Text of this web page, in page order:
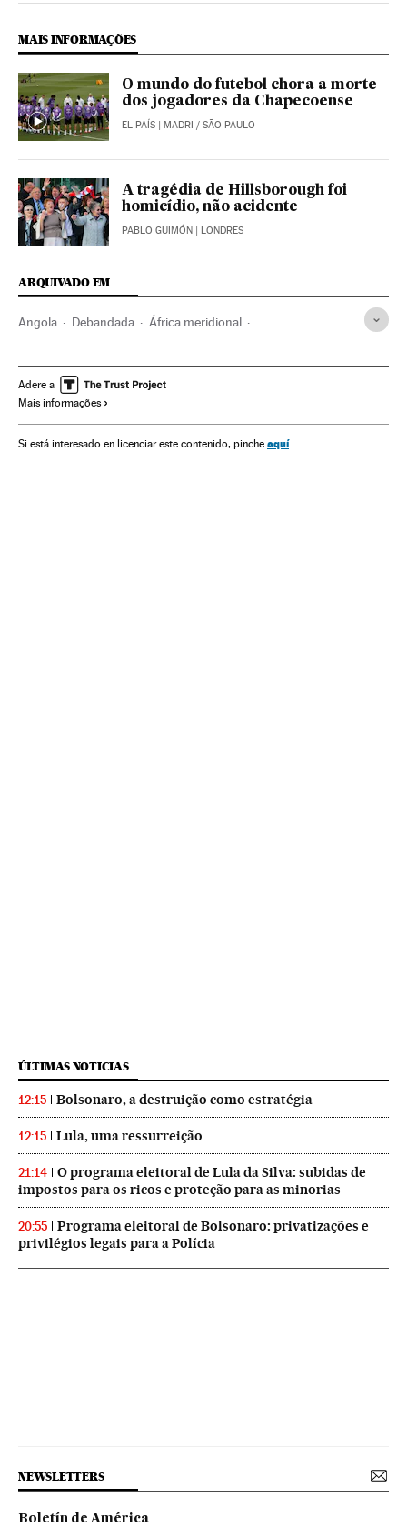
MAIS INFORMAÇÕES
O mundo do futebol chora a morte
dos jogadores da Chapecoense
EL PAÍS | MADRI / SÃO PAULO
A tragédia de Hillsborough foi
homicídio, não acidente
PABLO GUIMÓN | LONDRES
ARQUIVADO EM
Angola Debandada África meridional
África Futebol Instalações esportivas
Acontecimentos
Adere a
Mais informações
Si está interesado en licenciar este contenido, pinche aquí
ÚLTIMAS NOTICIAS
12:15 Bolsonaro, a destruição como estratégia
12:15 Lula, uma ressurreição
21:14
O programa eleitoral de Lula da Silva: subidas de
impostos para os ricos e proteção para as minorias
20:55
Programa eleitoral de Bolsonaro: privatizações e
privilégios legais para a Polícia
NEWSLETTERS
Boletín de América